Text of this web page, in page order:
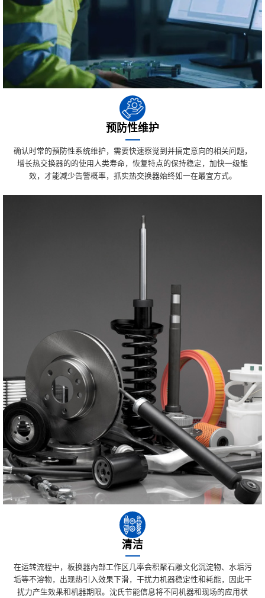
预防性维护
确认时常的預防性系统维护，需要快速察觉到并搞定意向的相关问题，
增长热交换器的的使用人类寿命，恢复特点的保持稳定，加快一级能
效，才能减少告警概率，抓实热交换器始终如一在最宜方式。
清洁
在运转流程中，板换器內部工作区几率会积聚石雕文化沉淀物、水垢污
垢等不溶物，出现热引入效果下滑，干扰力机器稳定性和耗能，因此干
扰力产生效果和机器期限。沈氏节能信息将不同机器和现场的应用状